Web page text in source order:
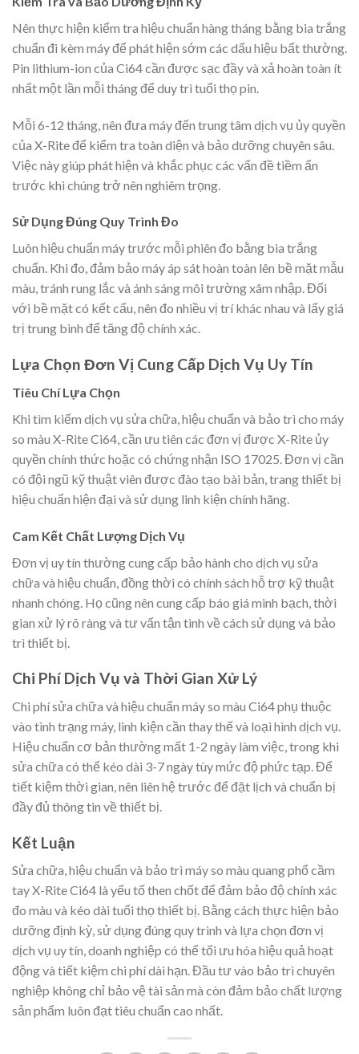
Nên thực hiện kiểm tra hiệu chuẩn hàng tháng bằng bia trắng
chuẩn đi kèm máy để phát hiện sớm các dấu hiệu bất thường.
Pin lithium-ion của Ci64 cần được sạc đầy và xả hoàn toàn ít
nhất một lần mỗi tháng để duy trì tuổi thọ pin.
Mỗi 6-12 tháng, nên đưa máy đến trung tâm dịch vụ ủy quyền
của X-Rite để kiểm tra toàn diện và bảo dưỡng chuyên sâu.
Việc này giúp phát hiện và khắc phục các vấn đề tiềm ẩn
trước khi chúng trở nên nghiêm trọng.
Sử Dụng Đúng Quy Trình Đo
Luôn hiệu chuẩn máy trước mỗi phiên đo bằng bia trắng
chuẩn. Khi đo, đảm bảo máy áp sát hoàn toàn lên bề mặt mẫu
màu, tránh rung lắc và ánh sáng môi trường xâm nhập. Đối
với bề mặt có kết cấu, nên đo nhiều vị trí khác nhau và lấy giá
trị trung bình để tăng độ chính xác.
Lựa Chọn Đơn Vị Cung Cấp Dịch Vụ Uy Tín
Tiêu Chí Lựa Chọn
Khi tìm kiếm dịch vụ sửa chữa, hiệu chuẩn và bảo trì cho máy
so màu X-Rite Ci64, cần ưu tiên các đơn vị được X-Rite ủy
quyền chính thức hoặc có chứng nhận ISO 17025. Đơn vị cần
có đội ngũ kỹ thuật viên được đào tạo bài bản, trang thiết bị
hiệu chuẩn hiện đại và sử dụng linh kiện chính hãng.
Cam Kết Chất Lượng Dịch Vụ
Đơn vị uy tín thường cung cấp bảo hành cho dịch vụ sửa
chữa và hiệu chuẩn, đồng thời có chính sách hỗ trợ kỹ thuật
nhanh chóng. Họ cũng nên cung cấp báo giá minh bạch, thời
gian xử lý rõ ràng và tư vấn tận tình về cách sử dụng và bảo
trì thiết bị.
Chi Phí Dịch Vụ và Thời Gian Xử Lý
Chi phí sửa chữa và hiệu chuẩn máy so màu Ci64 phụ thuộc
vào tình trạng máy, linh kiện cần thay thế và loại hình dịch vụ.
Hiệu chuẩn cơ bản thường mất 1-2 ngày làm việc, trong khi
sửa chữa có thể kéo dài 3-7 ngày tùy mức độ phức tạp. Để
tiết kiệm thời gian, nên liên hệ trước để đặt lịch và chuẩn bị
đầy đủ thông tin về thiết bị.
Kết Luận
Sửa chữa, hiệu chuẩn và bảo trì máy so màu quang phổ cầm
tay X-Rite Ci64 là yếu tố then chốt để đảm bảo độ chính xác
đo màu và kéo dài tuổi thọ thiết bị. Bằng cách thực hiện bảo
dưỡng định kỳ, sử dụng đúng quy trình và lựa chọn đơn vị
dịch vụ uy tín, doanh nghiệp có thể tối ưu hóa hiệu quả hoạt
động và tiết kiệm chi phí dài hạn. Đầu tư vào bảo trì chuyên
nghiệp không chỉ bảo vệ tài sản mà còn đảm bảo chất lượng
sản phẩm luôn đạt tiêu chuẩn cao nhất.